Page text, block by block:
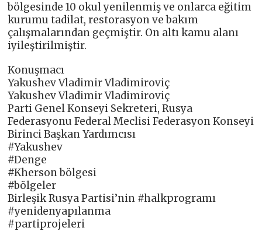
bölgesinde 10 okul yenilenmiş ve onlarca eğitim
kurumu tadilat, restorasyon ve bakım
çalışmalarından geçmiştir. On altı kamu alanı
iyileştirilmiştir.
Konuşmacı
Yakushev Vladimir Vladimiroviç
Yakushev Vladimir Vladimiroviç
Parti Genel Konseyi Sekreteri, Rusya
Federasyonu Federal Meclisi Federasyon Konseyi
Birinci Başkan Yardımcısı
#Yakushev
#Denge
#Kherson bölgesi
#bölgeler
Birleşik Rusya Partisi’nin #halkprogramı
#yenidenyapılanma
#partiprojeleri